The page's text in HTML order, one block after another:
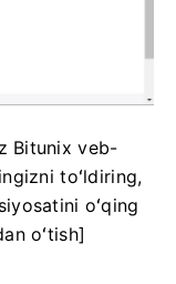
Bitunix veb-
toʻldiring,
oʻqing
oʻtish]